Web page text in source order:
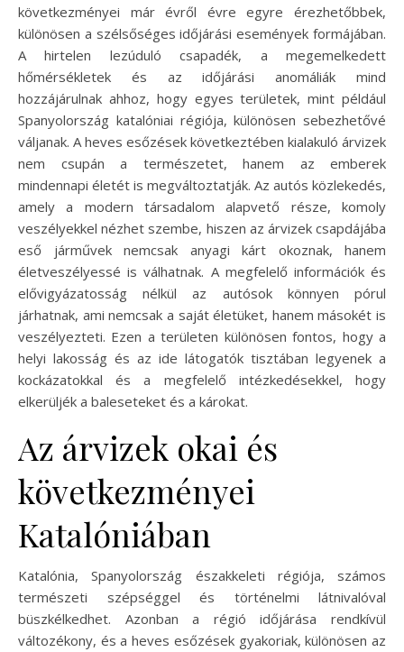
következményei már évről évre egyre érezhetőbbek,
különösen a szélsőséges időjárási események formájában.
A hirtelen lezúduló csapadék, a megemelkedett
hőmérsékletek és az időjárási anomáliák mind
hozzájárulnak ahhoz, hogy egyes területek, mint például
Spanyolország katalóniai régiója, különösen sebezhetővé
váljanak. A heves esőzések következtében kialakuló árvizek
nem csupán a természetet, hanem az emberek
mindennapi életét is megváltoztatják. Az autós közlekedés,
amely a modern társadalom alapvető része, komoly
veszélyekkel nézhet szembe, hiszen az árvizek csapdájába
eső járművek nemcsak anyagi kárt okoznak, hanem
életveszélyessé is válhatnak. A megfelelő információk és
elővigyázatosság nélkül az autósok könnyen pórul
járhatnak, ami nemcsak a saját életüket, hanem másokét is
veszélyezteti. Ezen a területen különösen fontos, hogy a
helyi lakosság és az ide látogatók tisztában legyenek a
kockázatokkal és a megfelelő intézkedésekkel, hogy
elkerüljék a baleseteket és a károkat.
Az árvizek okai és
következményei
Katalóniában
Katalónia, Spanyolország északkeleti régiója, számos
természeti szépséggel és történelmi látnivalóval
büszkélkedhet. Azonban a régió időjárása rendkívül
változékony, és a heves esőzések gyakoriak, különösen az